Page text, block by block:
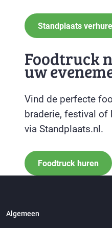
Standplaats
Foodtruck
uw
Vind de perfecte
braderie, festival of
via Standplaats.nl.
Foodtruck huren
Algemeen